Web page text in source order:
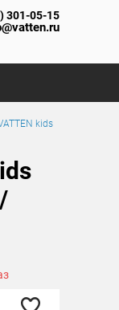
301-05-15
kids